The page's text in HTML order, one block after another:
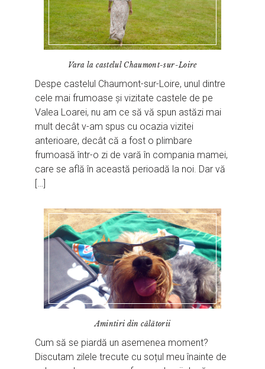
Vara la castelul Chaumont-sur-Loire
Despe castelul Chaumont-sur-Loire, unul dintre
cele mai frumoase și vizitate castele de pe
Valea Loarei, nu am ce să vă spun astăzi mai
mult decât v-am spus cu ocazia vizitei
anterioare, decât că a fost o plimbare
frumoasă într-o zi de vară în compania mamei,
care se află în această perioadă la noi. Dar vă
[…]
Amintiri din călătorii
Cum să se piardă un asemenea moment?
Discutam zilele trecute cu soțul meu înainte de